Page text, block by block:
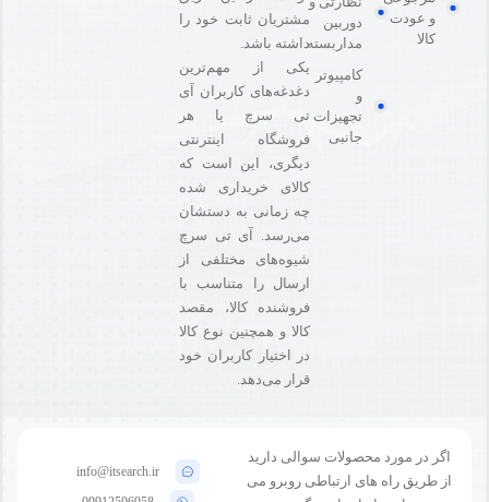
و عودت
کالا
دوربین
مداربسته
کامپیوتر
و
تجهیزات
جانبی
مشتریان ثابت خود را
داشته باشد.
یکی از مهم‌ترین
دغدغه‌های کاربران آی
تی سرچ یا هر
فروشگاه‌ اینترنتی
دیگری، این است که
کالای خریداری شده
چه زمانی به دستشان
می‌رسد. آی تی سرچ
شیوه‌های مختلفی از
ارسال را متناسب با
فروشنده کالا،‌ مقصد
کالا و همچنین نوع کالا
در اختیار کاربران خود
قرار می‌دهد.
اگر در مورد محصولات سوالی دارید
از طریق راه های ارتباطی روبرو می
info@itsearch.ir